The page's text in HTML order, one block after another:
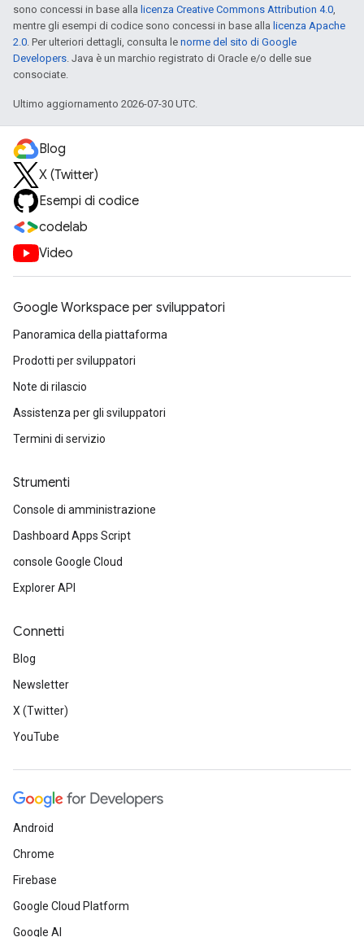
sono concessi in base alla licenza Creative Commons Attribution 4.0,
mentre gli esempi di codice sono concessi in base alla licenza Apache
2.0. Per ulteriori dettagli, consulta le norme del sito di Google
Developers. Java è un marchio registrato di Oracle e/o delle sue
consociate.
Ultimo aggiornamento 2026-07-30 UTC.
Blog
X (Twitter)
Esempi di codice
codelab
Video
Google Workspace per sviluppatori
Panoramica della piattaforma
Prodotti per sviluppatori
Note di rilascio
Assistenza per gli sviluppatori
Termini di servizio
Strumenti
Console di amministrazione
Dashboard Apps Script
console Google Cloud
Explorer API
Connetti
Blog
Newsletter
X (Twitter)
YouTube
Android
Chrome
Firebase
Google Cloud Platform
Google AI